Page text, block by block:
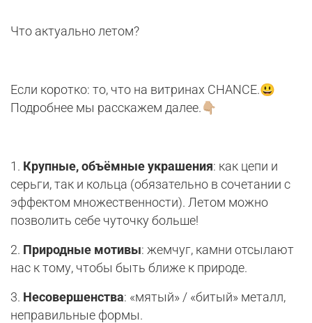
Что актуально летом?
Если коротко: то, что на витринах CHANCE.😃
Подробнее мы расскажем далее.👇🏼
1. Крупные, объёмные украшения: как цепи и
серьги, так и кольца (обязательно в сочетании с
эффектом множественности). Летом можно
позволить себе чуточку больше!
2. Природные мотивы: жемчуг, камни отсылают
нас к тому, чтобы быть ближе к природе.
3. Несовершенства: «мятый» / «битый» металл,
неправильные формы.